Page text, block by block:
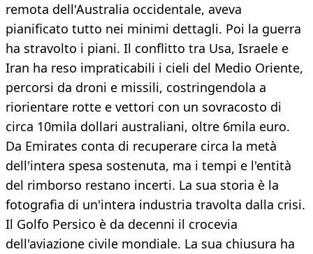
remota dell'Australia occidentale, aveva
pianificato tutto nei minimi dettagli. Poi la guerra
ha stravolto i piani. Il conflitto tra Usa, Israele e
Iran ha reso impraticabili i cieli del Medio Oriente,
percorsi da droni e missili, costringendola a
riorientare rotte e vettori con un sovracosto di
circa 10mila dollari australiani, oltre 6mila euro.
Da Emirates conta di recuperare circa la metà
dell'intera spesa sostenuta, ma i tempi e l'entità
del rimborso restano incerti. La sua storia è la
fotografia di un'intera industria travolta dalla crisi.
Il Golfo Persico è da decenni il crocevia
dell'aviazione civile mondiale. La sua chiusura ha